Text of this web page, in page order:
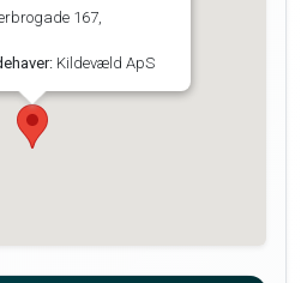
167,
Kildevæld ApS